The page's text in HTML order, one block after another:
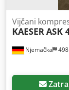
Njemačka
Vijčani
KAESERASK